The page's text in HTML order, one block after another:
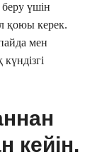
үшін
қоюы керек.
мен
кейін.